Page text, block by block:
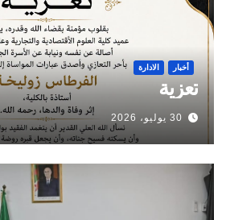
أخبار الادارة
تعزية
30 يوليو، 2026